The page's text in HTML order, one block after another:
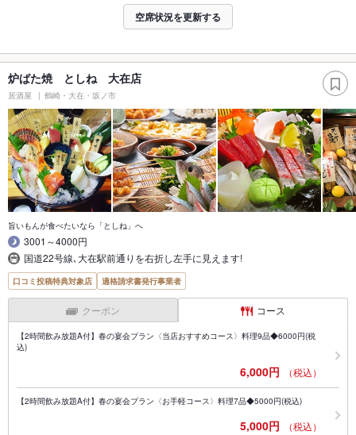
空席状況を更新する
炉ばた焼 としね 大在店
居酒屋 鶴崎・大在・坂ノ市
旨いもんが食べたいなら「としね」へ
3001～4000円
国道22号線､大在駅前通りを右折し左手に見えます!
口コミ投稿特典対象店 適格請求書発行事業者
クーポン コース
【2時間飲み放題A付】春の宴会プラン〈当店おすすめコース〉料理9品◆6000円(税
込)
6,000円 （税込）
【2時間飲み放題A付】春の宴会プラン〈お手軽コース〉料理7品◆5000円(税込)
5,000円 （税込）